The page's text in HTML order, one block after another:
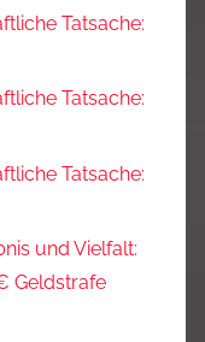
Tatsache:
Tatsache:
Tatsache:
und Vielfalt:
Geldstrafe